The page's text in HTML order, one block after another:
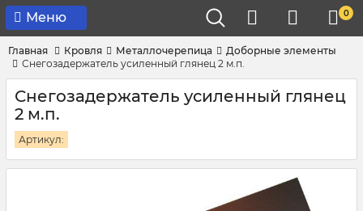
Меню 0
Главная Кровля Металлочерепица
Доборные элементы
Снегозадержатель усиленный глянец 2 м.п.
Снегозадержатель усиленный глянец
2 м.п.
Артикул: